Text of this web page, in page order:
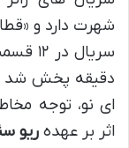
شهرت دارد و
دقیقه پخش شد و
ای نو، توجه
اثر بر عهده ریو